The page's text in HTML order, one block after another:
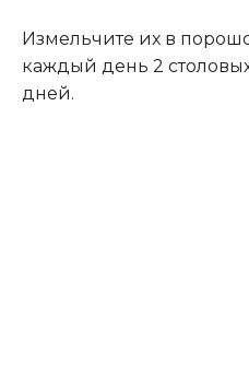
Измельчите их в
каждый день 2
дней.